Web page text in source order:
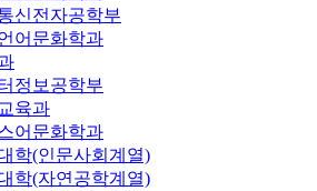
신전자공학부
어문화학과
정보공학부
육과
어문화학과
학(인문사회계열)
학(자연공학계열)